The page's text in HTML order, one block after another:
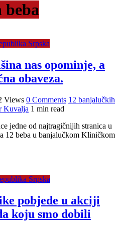
beba
Srpska
nas opominje, a
obaveza.
Views 0 Comments 12 banjalučkih
Kuvalja 1 min read
jedne od najtragičnijih stranica u
12 beba u banjalučkom Kliničkom
Srpska
pobjede u akciji
koju smo dobili